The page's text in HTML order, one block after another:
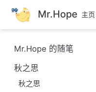
跳
至
主
內
容
Mr.Hope 主页
Mr.Hope 的随笔
秋之思
秋之思